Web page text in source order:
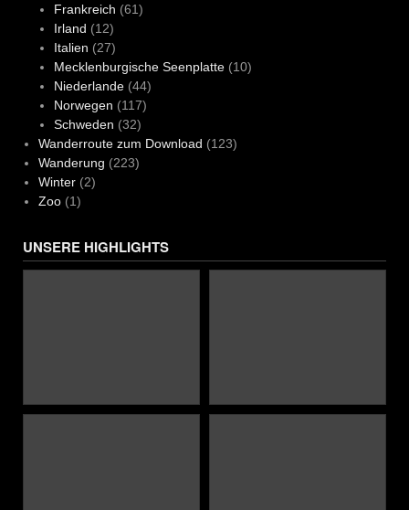
Frankreich (61)
Irland (12)
Italien (27)
Mecklenburgische Seenplatte(10)
Niederlande(44)
Norwegen (117)
Schweden (32)
Wanderroute zum Download (123)
Wanderung (223)
Winter(2)
Zoo(1)
UNSERE HIGHLIGHTS